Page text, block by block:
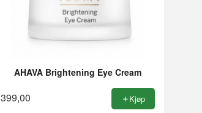
AHAVA Brightening Eye Cream
399,00 Kjøp